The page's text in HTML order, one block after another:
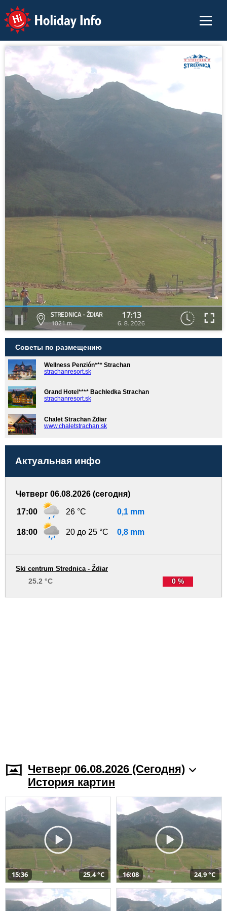
Holiday Info
STREDNICA - ŽDIAR
1021 m
17:13
6. 8. 2026
Советы по размещению
Wellness Penzión*** Strachan
strachanresort.sk
Grand Hotel**** Bachledka Strachan
strachanresort.sk
Chalet Strachan Ždiar
www.chaletstrachan.sk
Актуальная инфо
Четверг 06.08.2026 (сегодня)
17:00 26 °C 0,1 mm
18:00 20 до 25 °C 0,8 mm
0 %
Ski centrum Strednica - Ždiar
25.2 °C
Четверг 06.08.2026 (Cегодня)
История картин
15:36 25,4 °C 16:08 24,9 °C